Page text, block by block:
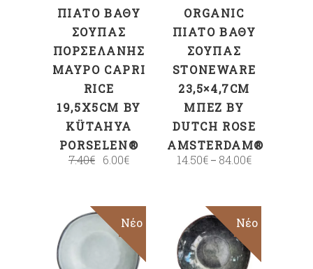
ΠΙΆΤΟ ΒΑΘΎ
ΣΟΎΠΑΣ
ΠΟΡΣΕΛΆΝΗΣ
ΜΑΎΡΟ CAPRI
RICE
19,5X5CM BY
KÜTAHYA
PORSELEN®
7.40€ 6.00€
ORGANIC
ΠΙΆΤΟ ΒΑΘΎ
ΣΟΎΠΑΣ
STONEWARE
23,5×4,7CM
ΜΠΈΖ BY
DUTCH ROSE
AMSTERDAM®
14.50€ – 84.00€
Sale
Νέο Sale
Νέο
ΕΠΙΛΟΓΉ